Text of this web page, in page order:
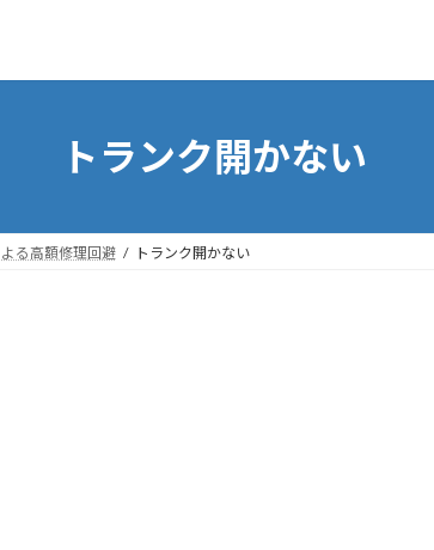
トランク開かない
る高額修理回避 トランク開かない